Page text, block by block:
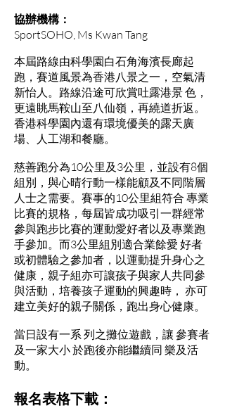
協辦機構：
SportSOHO, Ms Kwan Tang
本屆路線由科學園白石角海濱長廊起
跑，賽道風景為香港八景之一，空氣清
新怡人。路線沿途可欣賞吐露港景 色，
更遠眺馬鞍山至八仙嶺，再繞道折返。
香港科學園內還有環境優美的露天廣
場、人工湖和餐廳。
慈善跑分為10公里及3公里，並設有8個
組別，與心晴行動一樣能顧及不同階層
人士之需要。賽事的10公里組符合 專業
比賽的規格，每屆皆成功吸引一群經常
參與跑步比賽的運動愛好者以及專業跑
手參加。而3公里組別適合業餘愛 好者
或初體驗之參加者，以運動提升身心之
健康，親子組亦可讓孩子與家人共同參
與活動，培養孩子運動的興趣時， 亦可
建立美好的親子關係，跑出身心健康。
當日設有一系 列之攤位遊戲，讓 參賽者
及一家大小 於跑後亦能繼續同 樂及活
動。
報名表格下載：